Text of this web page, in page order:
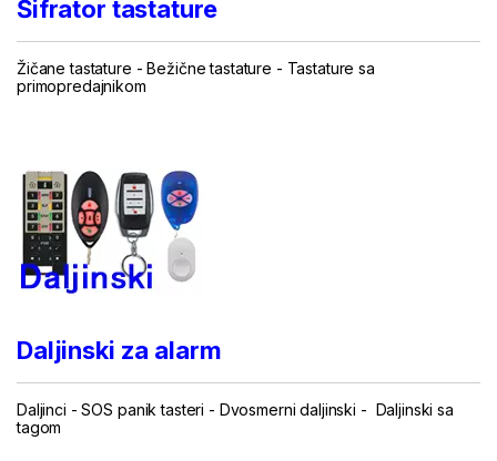
Šifrator tastature
Žičane tastature -Bežične tastature - Tastature sa
primopredajnikom
Daljinski za alarm
Daljinci -SOS panik tasteri - Dvosmerni daljinski - Daljinski sa
tagom